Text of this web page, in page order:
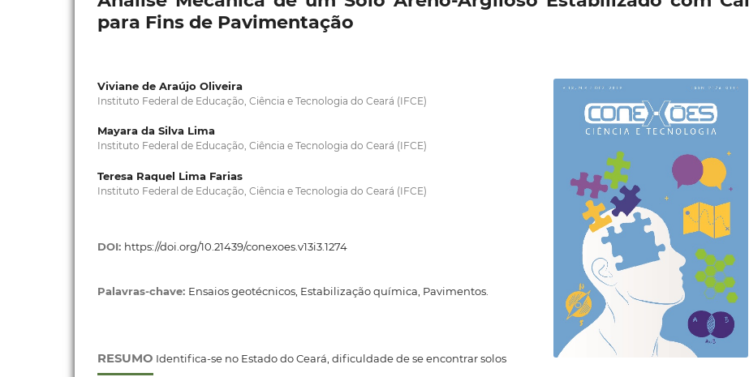
para Fins de Pavimentação
Viviane de Araújo Oliveira
Instituto Federal de Educação, Ciência e Tecnologia do Ceará (IFCE)
Mayara da Silva Lima
Instituto Federal de Educação, Ciência e Tecnologia do Ceará (IFCE)
Teresa Raquel Lima Farias
Instituto Federal de Educação, Ciência e Tecnologia do Ceará (IFCE)
DOI: https://doi.org/10.21439/conexoes.v13i3.1274
Palavras-chave: Ensaios geotécnicos, Estabilização química, Pavimentos.
RESUMO Identifica-se no Estado do Ceará, dificuldade de se encontrar solos